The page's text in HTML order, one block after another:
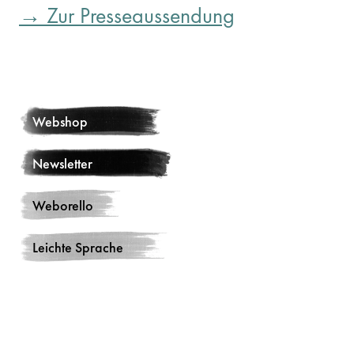
Webshop
Newsletter
Weborello
Leichte Sprache
→ Zur Presseaussendung